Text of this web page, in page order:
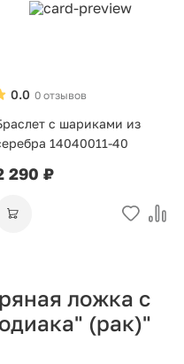
0 отзывов
0.0
с шариками из
14040011-40
290 ₽
ложка с
(рак)"